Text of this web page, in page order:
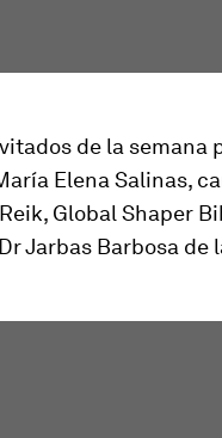
de la semana
Elena Salinas,
Global Shaper
Jarbas Barbosa de